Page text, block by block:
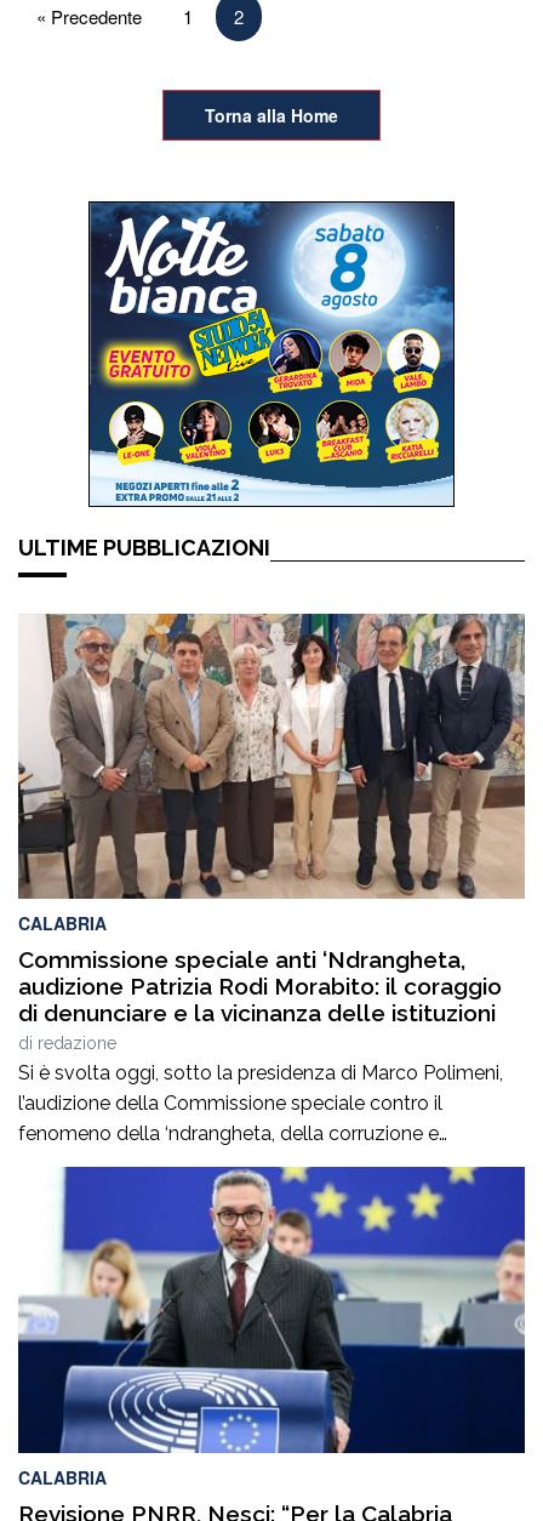
Paginazione
« Precedente 1 2
Torna alla Home
ULTIME PUBBLICAZIONI
CALABRIA
Commissione speciale anti ‘Ndrangheta,
audizione Patrizia Rodi Morabito: il coraggio
di denunciare e la vicinanza delle istituzioni
di redazione
Si è svolta oggi, sotto la presidenza di Marco Polimeni,
l’audizione della Commissione speciale contro il
fenomeno della ‘ndrangheta, della corruzione e
dell’illegalità diffusa del Consiglio regionale della
Calabria, che ha ascoltato Patrizia Rodi Morabito,
imprenditrice agricola della Piana di Gioia Tauro, dirigente
di Coldiretti e componente della Giunta della Camera di
Commercio di Reggio […]
CALABRIA
Revisione PNRR, Nesci: “Per la Calabria